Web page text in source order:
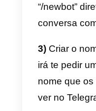
Criar